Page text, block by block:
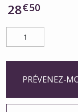
28€50
PRÉVENEZ-